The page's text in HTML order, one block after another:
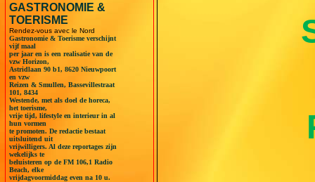
GASTRONOMIE &
TOERISME
Rendez-vous avec le Nord
Gastronomie & Toerisme verschijnt
vijf maal
per jaar en is een realisatie van de
vzw Horizon,
Astridlaan 90 b1, 8620 Nieuwpoort
en vzw
Reizen & Smullen, Bassevillestraat
101, 8434
Westende, met als doel de horeca,
het toerisme,
vrije tijd, lifestyle en interieur in al
hun vormen
te promoten. De redactie bestaat
uitsluitend uit
vrijwilligers. Al deze reportages zijn
wekelijks te
beluisteren op de FM 106,1 Radio
Beach, elke
vrijdagvoormiddag even na 10 u.